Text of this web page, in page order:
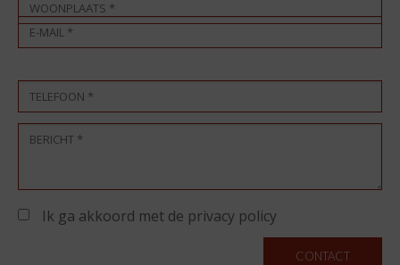
Ik ga akkoord met de privacy policy
CONTACT